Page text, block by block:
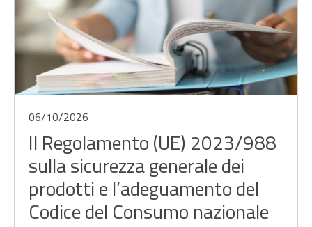
06/10/2026
Il Regolamento (UE) 2023/988
sulla sicurezza generale dei
prodotti e l’adeguamento del
Codice del Consumo nazionale